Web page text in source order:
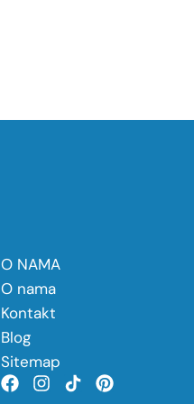
O NAMA
O nama
Kontakt
Blog
Sitemap